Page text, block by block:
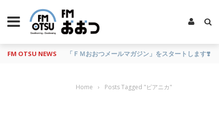
FM OTSU NEWS 『あの日の放送、もう一度聴きたいな…』にお応え
Home › Posts Tagged "ピアニカ"